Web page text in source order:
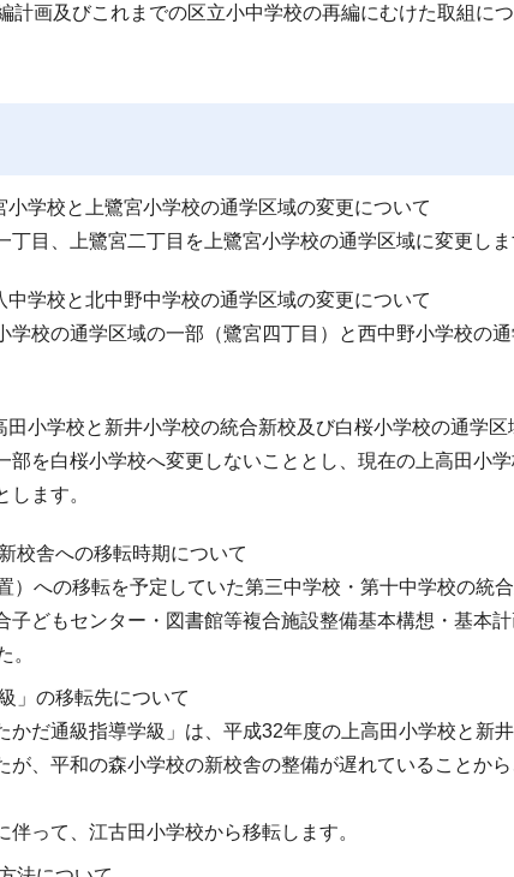
画及びこれまでの区立小中学校の再編にむけた取組に
学校と上鷺宮小学校の通学区域の変更について
目、上鷺宮二丁目を上鷺宮小学校の通学区域に変更しま
学校と北中野中学校の通学区域の変更について
校の通学区域の一部（鷺宮四丁目）と西中野小学校の
小学校と新井小学校の統合新校及び白桜小学校の通学区
を白桜小学校へ変更しないこととし、現在の上高田小
ます。
校舎への移転時期について
への移転を予定していた第三中学校・第十中学校の統
どもセンター・図書館等複合施設整備基本構想・基本
。
」の移転先について
だ通級指導学級」は、平成32年度の上高田小学校と新
、平和の森小学校の新校舎の整備が遅れていることか
って、江古田小学校から移転します。